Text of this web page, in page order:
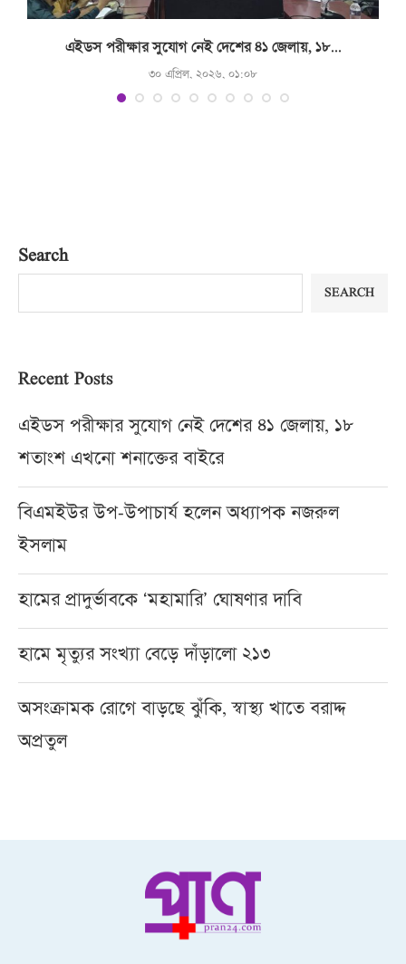
এইডস পরীক্ষার সুযোগ নেই দেশের ৪১ জেলায়, ১৮...
৩০ এপ্রিল, ২০২৬, ০১:০৮
Search
SEARCH
Recent Posts
এইডস পরীক্ষার সুযোগ নেই দেশের ৪১ জেলায়, ১৮
শতাংশ এখনো শনাক্তের বাইরে
বিএমইউর উপ-উপাচার্য হলেন অধ্যাপক নজরুল
ইসলাম
হামের প্রাদুর্ভাবকে ‘মহামারি’ ঘোষণার দাবি
হামে মৃত্যুর সংখ্যা বেড়ে দাঁড়ালো ২১৩
অসংক্রামক রোগে বাড়ছে ঝুঁকি, স্বাস্থ্য খাতে বরাদ্দ
অপ্রতুল